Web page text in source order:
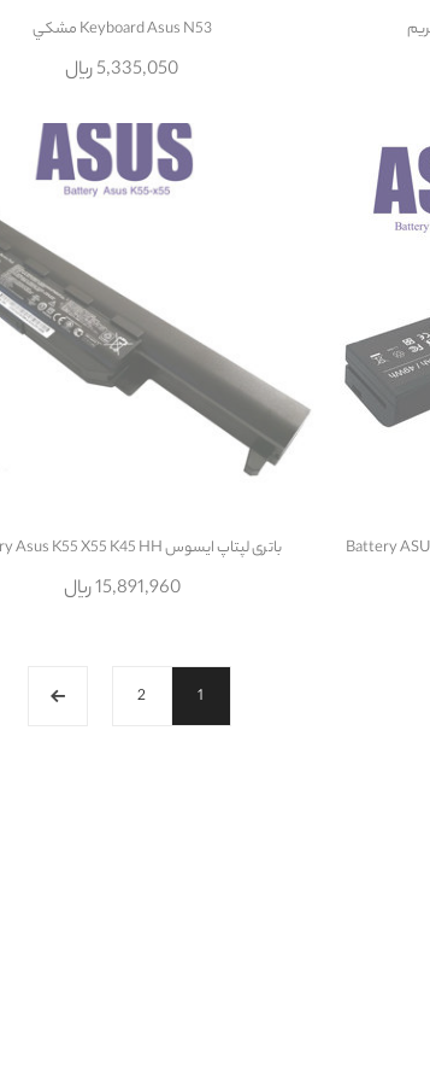
Keyboard Asus N53 مشکي
5,335,050 ریال
باتری لپتاپ ایسوس Battery Asus K55 X55 K45 HH
15,891,960 ریال
1
2